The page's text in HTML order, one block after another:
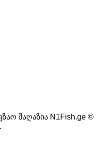
მაღაზია N1Fish.ge ©